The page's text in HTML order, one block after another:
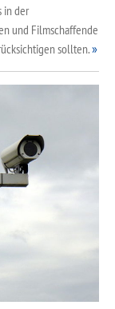
in der
und Filmschaffende
sollten.